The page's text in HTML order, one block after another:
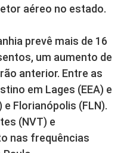
aéreo no estado.
prevê mais de 16
um aumento de
anterior. Entre as
em Lages (EEA) e
Florianópolis (FLN).
(NVT) e
nas frequências